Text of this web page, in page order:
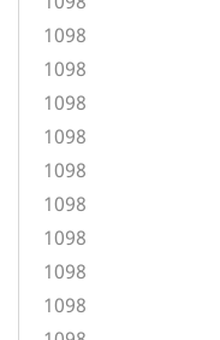
1098
1098
1098
1098
1098
1098
1098
1098
1098